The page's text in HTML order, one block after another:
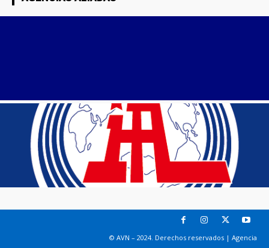
© AVN – 2024. Derechos reservados | Agencia